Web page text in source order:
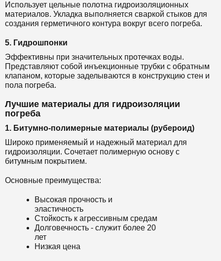
Использует цельные полотна гидроизоляционных
материалов. Укладка выполняется сваркой стыков для
создания герметичного контура вокруг всего погреба.
5. Гидрошпонки
Эффективны при значительных протечках воды.
Представляют собой инъекционные трубки с обратным
клапаном, которые заделываются в конструкцию стен и
пола погреба.
Лучшие материалы для гидроизоляции
погреба
1. Битумно-полимерные материалы (рубероид)
Широко применяемый и надежный материал для
гидроизоляции. Сочетает полимерную основу с
битумным покрытием.
Основные преимущества:
Высокая прочность и
эластичность
Стойкость к агрессивным средам
Долговечность - служит более 20
лет
Низкая цена